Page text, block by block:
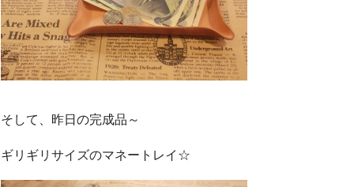
そして、昨日の完成品～
ギリギリサイズのマネートレイ☆